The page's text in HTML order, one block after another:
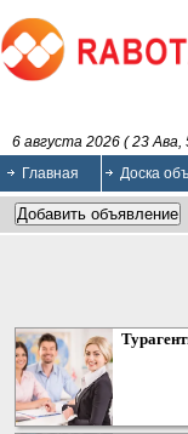
6 августа 2026 ( 23 Ава,
Главная
Доска